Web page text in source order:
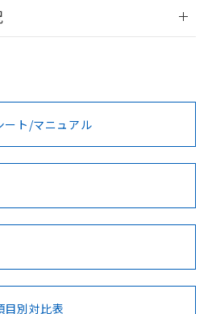
イン/会員登録
用いただく前に、以下を必ずお読
凡例
凡例
Cd Cr(VI)
ート/マニュアル
目別対比表